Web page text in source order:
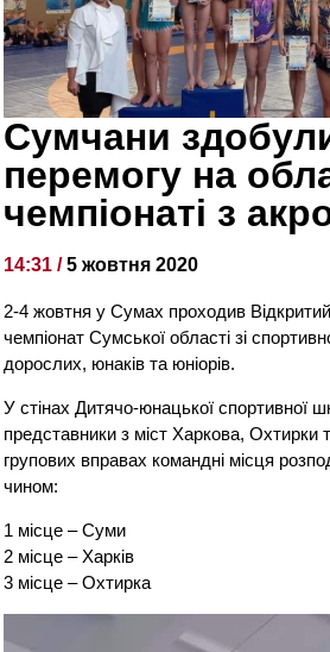
Сумчани
перемогу на
чемпіонаті з
14:31 /5 жовтня 2020
2-4 жовтня у Сумах проходив
чемпіонат Сумської області зі
дорослих, юнаків та юніорів.
У стінах Дитячо-юнацької спортивної
представники з міст Харкова,
групових вправах командні місця
чином:
1 місце – Суми
2 місце – Харків
3 місце – Охтирка